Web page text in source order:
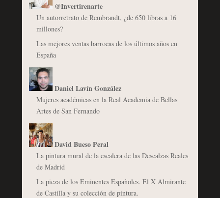
@Invertirenarte
Un autorretrato de Rembrandt, ¿de 650 libras a 16
millones?
Las mejores ventas barrocas de los últimos años en
España
Daniel Lavín González
Mujeres académicas en la Real Academia de Bellas
Artes de San Fernando
David Bueso Peral
La pintura mural de la escalera de las Descalzas Reales
de Madrid
La pieza de los Eminentes Españoles. El X Almirante
de Castilla y su colección de pintura.